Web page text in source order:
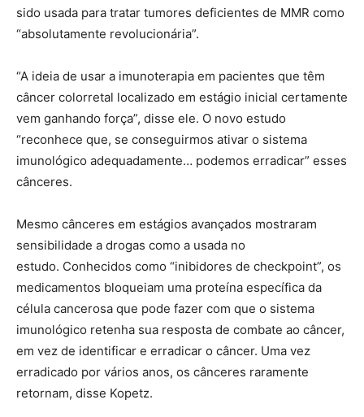
sido usada para tratar tumores deficientes de MMR como
“absolutamente revolucionária”.
“A ideia de usar a imunoterapia em pacientes que têm
câncer colorretal localizado em estágio inicial certamente
vem ganhando força”, disse ele. O novo estudo
“reconhece que, se conseguirmos ativar o sistema
imunológico adequadamente… podemos erradicar” esses
cânceres.
Mesmo cânceres em estágios avançados mostraram
sensibilidade a drogas como a usada no
estudo. Conhecidos como “inibidores de checkpoint”, os
medicamentos bloqueiam uma proteína específica da
célula cancerosa que pode fazer com que o sistema
imunológico retenha sua resposta de combate ao câncer,
em vez de identificar e erradicar o câncer. Uma vez
erradicado por vários anos, os cânceres raramente
retornam, disse Kopetz.